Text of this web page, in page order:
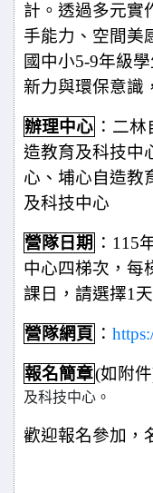
計。透過多元實
手能力、空間美
國中小5-9年級
新力與環保意識
辦理中心 ：二
造教育及科技中
心、埔心自造教
及科技中心
營隊日期
：115
中心四梯次，每
課日，請選擇1
營隊網頁 ：
報名簡章(如附件
及科技中心。
歡迎報名參加，